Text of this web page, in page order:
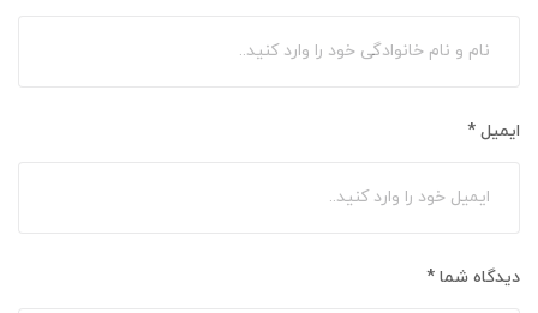
ایمیل *
دیدگاه شما *